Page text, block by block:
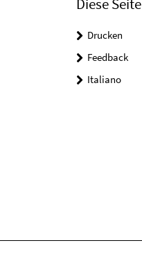
Drucken
Feedback
Italiano